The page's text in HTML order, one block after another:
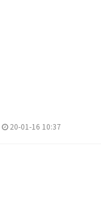
20-01-16 10:37